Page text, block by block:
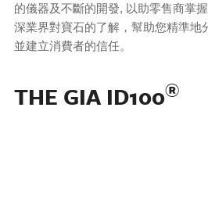
的儀器及不斷的開發, 以助零售商掌
深業界對寶石的了解，幫助您精準地
並建立消費者的信任。
THE GIA ID100®